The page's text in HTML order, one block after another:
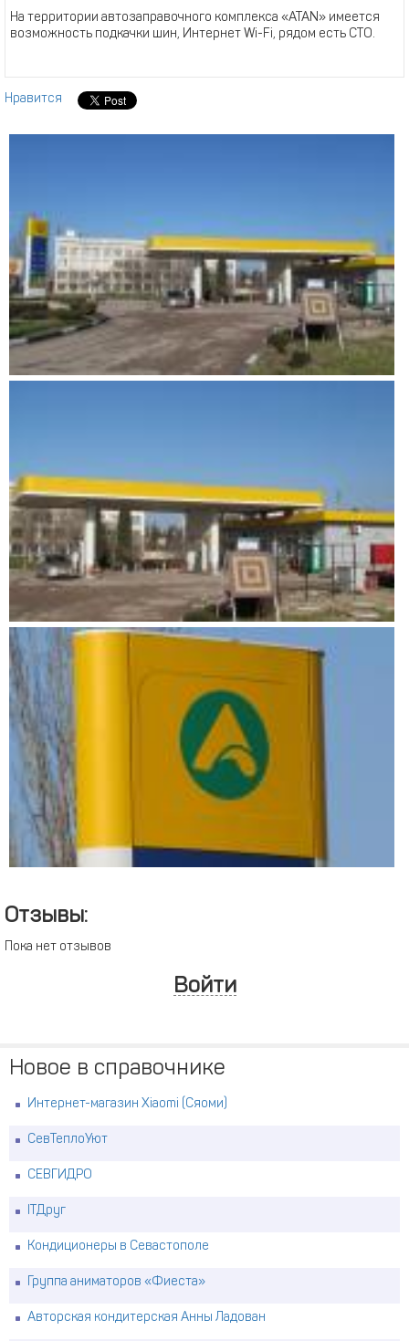
На территории автозаправочного комплекса «ATAN» имеется
возможность подкачки шин, Интернет Wi-Fi, рядом есть СТО.
Нравится
Отзывы:
Пока нет отзывов
Войти
Новое в справочнике
Интернет-магазин Xiaomi (Сяоми)
СевТеплоУют
СЕВГИДРО
ITДруг
Кондиционеры в Севастополе
Группа аниматоров «Фиеста»
Авторская кондитерская Анны Ладован